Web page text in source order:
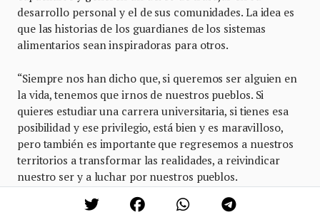
desarrollo personal y el de sus comunidades. La idea es
que las historias de los guardianes de los sistemas
alimentarios sean inspiradoras para otros.
“Siempre nos han dicho que, si queremos ser alguien en
la vida, tenemos que irnos de nuestros pueblos. Si
quieres estudiar una carrera universitaria, si tienes esa
posibilidad y ese privilegio, está bien y es maravilloso,
pero también es importante que regresemos a nuestros
territorios a transformar las realidades, a reivindicar
nuestro ser y a luchar por nuestros pueblos.
seguridad de que pueden crear cosas extraordinarias